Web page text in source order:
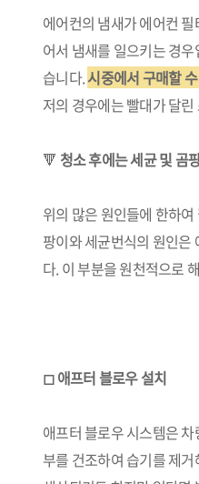
에어컨의 냄새가 에어컨
어서 냄새를 일으키는 경
습니다.시중에서 구매할
저의 경우에는 빨대가 달
🔻 청소 후에는 세균 및 곰
위의 많은 원인들에 한하
팡이와 세균번식의 원인은
다. 이 부분을 원천적으로
◻ 애프터 블로우 설치
애프터 블로우 시스템은
부를 건조하여 습기를 제